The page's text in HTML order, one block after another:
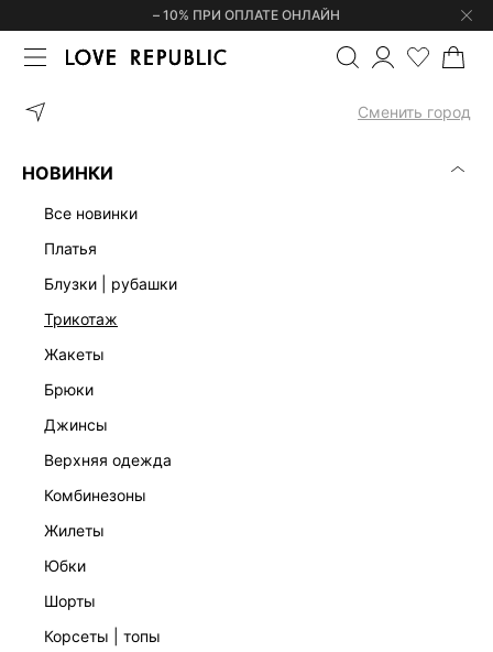
– 10% ПРИ ОПЛАТЕ ОНЛАЙН
Сменить город
НОВИНКИ
все новинки
платья
блузки | рубашки
трикотаж
жакеты
брюки
джинсы
верхняя одежда
комбинезоны
жилеты
юбки
шорты
корсеты | топы
ГЛАВНАЯ ТОЛСТОВКИ